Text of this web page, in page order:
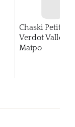
Chaski Petit
Verdot Valle
Maipo